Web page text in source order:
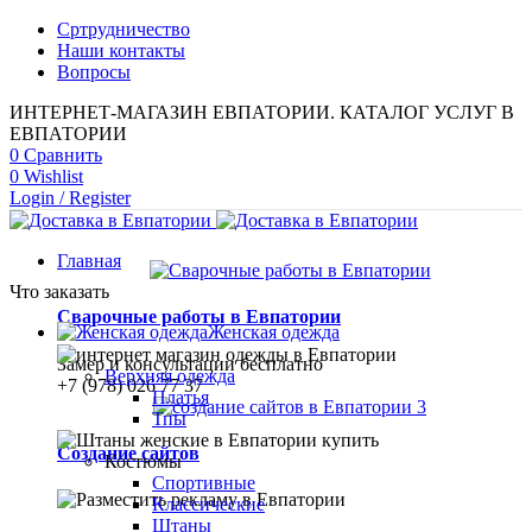
Сртрудничество
Наши контакты
Вопросы
ИНТЕРНЕТ-МАГАЗИН ЕВПАТОРИИ. КАТАЛОГ УСЛУГ В
ЕВПАТОРИИ
0 Сравнить
0 Wishlist
Login / Register
Главная
Сварочные работы в Евпатории
Замер и консультации бесплатно
+7 (978) 026 77 37
Создание сайтов
Что заказать
Женская одежда
Верхняя одежда
Платья
Тпы
Костюмы
Спортивные
Классические
Штаны